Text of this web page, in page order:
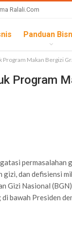
Ralali.com
Panduan
Program Makan Bergizi
Program
permasalahan
dan defisiensi
Gizi Nasional
bawah Presiden